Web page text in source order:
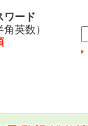
ワード
角英数）